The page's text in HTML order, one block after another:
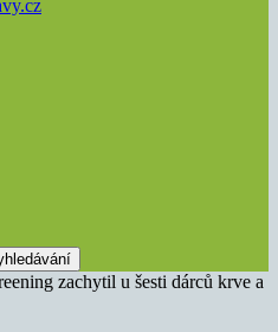
zachytil u šesti dárců krve a